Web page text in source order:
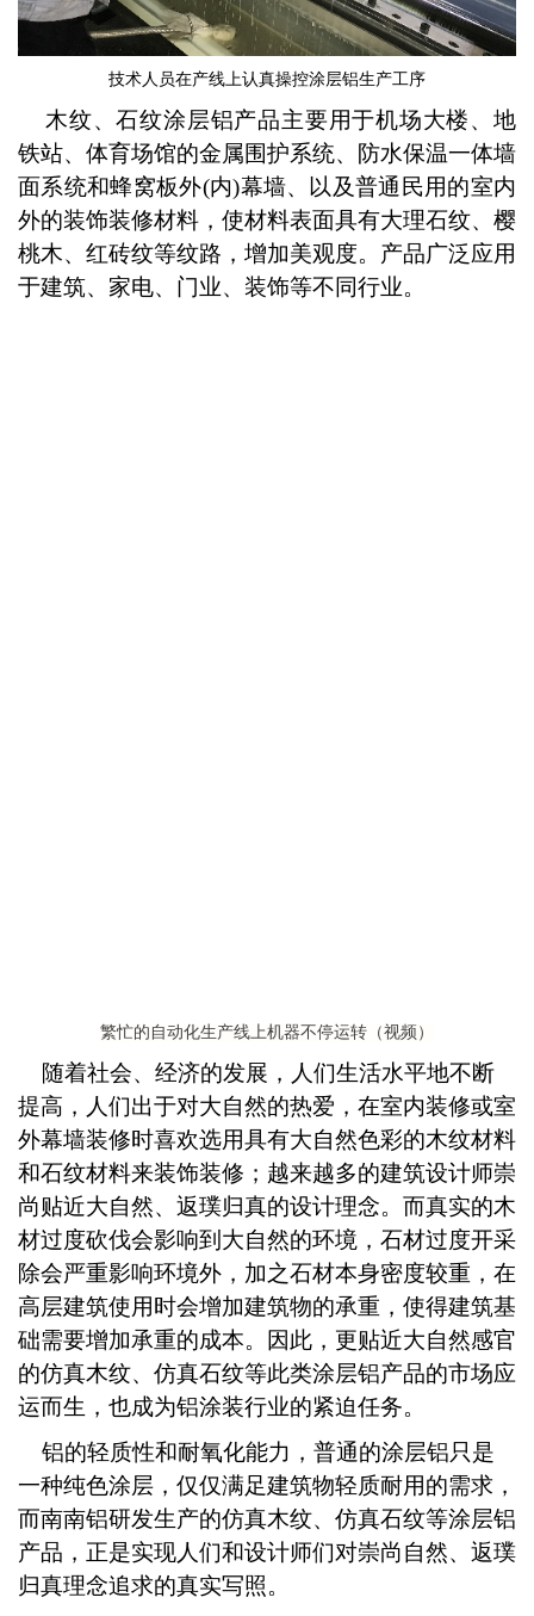
技术人员在产线上认真操控涂层铝生产工序
木纹、石纹涂层铝产品主要用于机场大楼、地
铁站、体育场馆的金属围护系统、防水保温一体墙
面系统和蜂窝板外(内)幕墙、以及普通民用的室内
外的装饰装修材料，使材料表面具有大理石纹、樱
桃木、红砖纹等纹路，增加美观度。产品广泛应用
于建筑、家电、门业、装饰等不同行业。
繁忙的自动化生产线上机器不停运转（视频）
随着社会、经济的发展，人们生活水平地不断
提高， 人们出于对大自然的热爱，在室内装修或室
外幕墙装修时喜欢选用具有大自然色彩的木纹材料
和石纹材料来装饰装修； 越来越多的建筑设计师崇
尚贴近大自然、返璞归真的设计理念。而真实的木
材过度砍伐会影响到大自然的环境，石材过度开采
除会严重影响环境外，加之石材本身密度较重，在
高层建筑使用时会增加建筑物的承重，使得建筑基
础需要增加承重的成本。因此，更贴近大自然感官
的仿真木纹、仿真石纹等此类涂层铝产品的市场应
运而生，也成为铝涂装行业的紧迫任务。
铝的轻质性和耐氧化能力，普通的涂层铝只是
一种纯色涂层，仅仅满足建筑物轻质耐用的需求，
而南南铝研发生产的仿真木纹、仿真石纹等涂层铝
产品，正是实现人们和设计师们对崇尚自然、返璞
归真理念追求的真实写照。